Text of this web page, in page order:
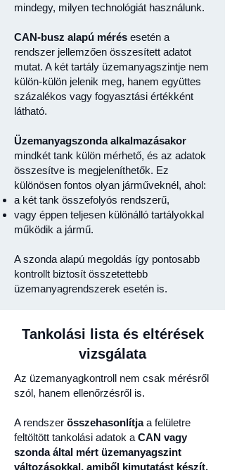
mindegy, milyen technológiát használunk.
CAN-busz alapú mérés esetén a
rendszer jellemzően összesített adatot
mutat. A két tartály üzemanyagszintje nem
külön-külön jelenik meg, hanem együttes
százalékos vagy fogyasztási értékként
látható.
Üzemanyagszonda alkalmazásakor
mindkét tank külön mérhető, és az adatok
összesítve is megjeleníthetők. Ez
különösen fontos olyan járműveknél, ahol:
a két tank összefolyós rendszerű,
vagy éppen teljesen különálló tartályokkal
működik a jármű.
A szonda alapú megoldás így pontosabb
kontrollt biztosít összetettebb
üzemanyagrendszerek esetén is.
Tankolási lista és eltérések
vizsgálata
Az üzemanyagkontroll nem csak mérésről
szól, hanem ellenőrzésről is.
A rendszer összehasonlítjaa felületre
feltöltött tankolási adatok a CAN vagy
szonda által mért üzemanyagszint
változásokkal, amiből kimutatást készít.